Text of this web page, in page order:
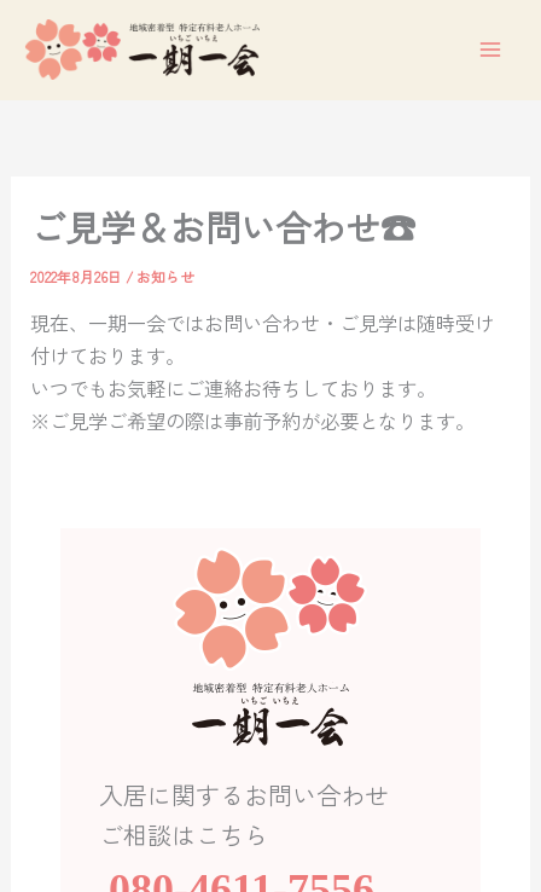
ご見学＆お問い合わせ☎
2022年8月26日 / お知らせ
現在、一期一会ではお問い合わせ・ご見学は随時受け
付けております。
いつでもお気軽にご連絡お待ちしております。
※ご見学ご希望の際は事前予約が必要となります。
入居に関するお問い合わせ
ご相談はこちら